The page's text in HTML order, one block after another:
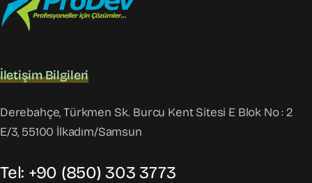
İletişim Bilgileri
Derebahçe, Türkmen Sk. Burcu Kent Sitesi E Blok No : 2
E/3, 55100 İlkadım/Samsun
Tel: +90 (850) 303 3773